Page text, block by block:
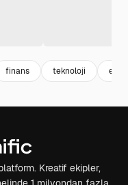
finans teknoloji
Kreatif ekipler,